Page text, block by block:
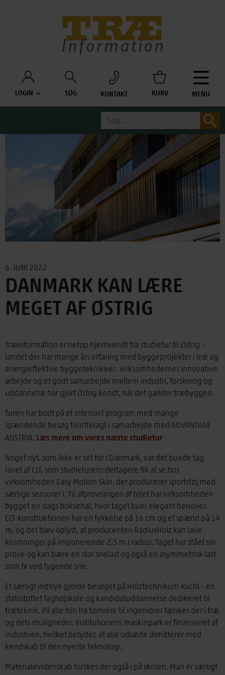
LOGIN SØG KONTAKT KURV MENU
Søg
efter:
6. JUNI 2022
DANMARK KAN LÆRE
MEGET AF ØSTRIG
Træinformation er netop hjemvendt fra studietur til Østrig –
landet der har mange års erfaring med byggeprojekter i træ og
energieffektive byggeteknikker. Virksomhedernes innovative
arbejde og et godt samarbejde mellem industri, forskning og
uddannelse har gjort Østrig kendt, når det gælder træbyggeri.
Turen har budt på et intensivt program med mange
spændende besøg tilrettelagt i samarbejde med ADVANTAGE
AUSTRIA. Læs mere om vores næste studietur
Noget nyt, som ikke er set før i Danmark, var det buede tag
lavet af CLT, som studieturens deltagere fik at se hos
virksomheden Easy Motion Skin, der producerer sportstøj med
særlige sensorer i. Til afprøvningen af tøjet har virksomheden
bygget en slags boksehal, hvor taget buer elegant henover.
CLT-konstruktionen har en tykkelse på 16 cm og et spænd på 14
m, og det blev oplyst, at producenten RadiusHolz kan lave
krumninger på imponerende 2,5 m i radius. Taget har stået sin
prøve og kan bære en stor snelast og også en asymmetrisk last
som fx ved fygende sne.
Et særligt indtryk gjorde besøget på Holztechnikum Kuchl – en
statsstøttet faghøjskole og kandidatuddannelse dedikeret til
træteknik. På alle trin fra tømrere til ingeniører tænkes der i træ
og dets muligheder. Institutionens maskinpark er finansieret af
industrien, hvilket betyder, at alle udlærte dimitterer med
kendskab til den nyeste teknologi.
Materialevidenskab forskes der også i på skolen. Man er særligt